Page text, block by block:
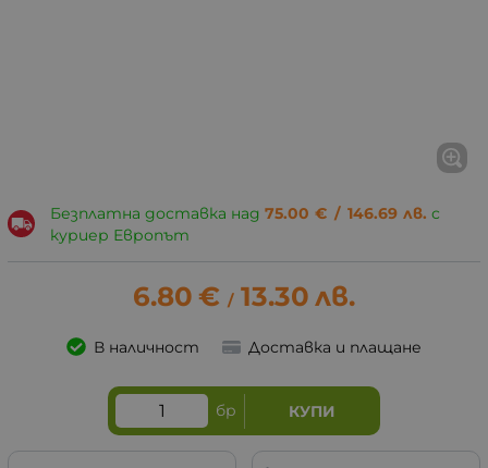
Безплатна доставка над 75.00 € / 146.69 лв. с
куриер Европът
6.80 € / 13.30 лв.
В наличност Доставка и плащане
бр КУПИ